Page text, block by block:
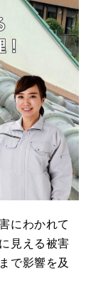
にわかれて
見える被害
で影響を及